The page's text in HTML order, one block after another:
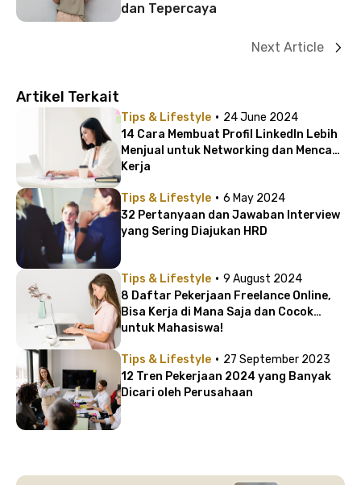
dan Tepercaya
Next Article
Artikel Terkait
Tips & Lifestyle · 24 June 2024
14 Cara Membuat Profil LinkedIn Lebih
Menjual untuk Networking dan Mencari
Kerja
Tips & Lifestyle · 6 May 2024
32 Pertanyaan dan Jawaban Interview
yang Sering Diajukan HRD
Tips & Lifestyle · 9 August 2024
8 Daftar Pekerjaan Freelance Online,
Bisa Kerja di Mana Saja dan Cocok
untuk Mahasiswa!
Tips & Lifestyle · 27 September 2023
12 Tren Pekerjaan 2024 yang Banyak
Dicari oleh Perusahaan